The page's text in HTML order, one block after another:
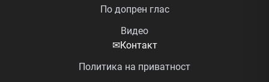
По допрен глас
Видео
✉Контакт
Политика на приватност